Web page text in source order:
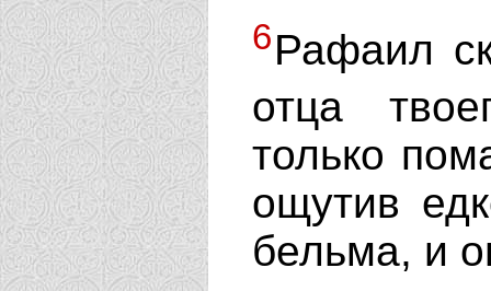
6Рафаил
отца
только
ощутив
бельма, и